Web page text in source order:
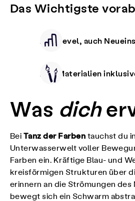
Das Wichtigste vorab
Alle Level, auch
Alle Materialien
Was dich
Bei Tanz der Farben tauchst du
Unterwasserwelt voller
Farben ein. Kräftige Blau- und
kreisförmigen Strukturen über
erinnern an die Strömungen des
bewegt sich ein Schwarm